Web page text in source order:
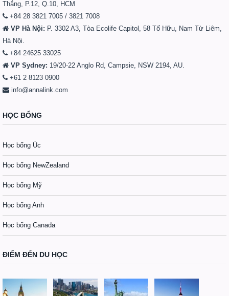
Thắng, P.12, Q.10, HCM
+84 28 3821 7005 / 3821 7008
VP Hà Nội: P. 3302 A3, Tòa Ecolife Capitol, 58 Tố Hữu, Nam Từ Liêm,
Hà Nội.
+84 24625 33025
VP Sydney: 19/20-22 Anglo Rd, Campsie, NSW 2194, AU.
+61 2 8123 0900
info@annalink.com
HỌC BỔNG
Học bổng Úc
Học bổng NewZealand
Học bổng Mỹ
Học bổng Anh
Học bổng Canada
ĐIỂM ĐẾN DU HỌC